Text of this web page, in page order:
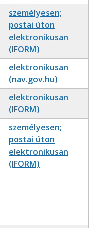
személyesen;
postai úton
elektronikusan
(IFORM)
elektronikusan
(nav.gov.hu)
elektronikusan
(IFORM)
személyesen;
postai úton
elektronikusan
(IFORM)